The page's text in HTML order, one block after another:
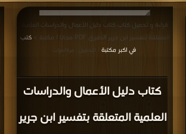
كتاب دليل الأعمال والدراسات
العلمية المتعلقة بتفسير ابن جرير
قراءة و تحميل كتاب كتاب دليل الأعمال والدراسات العلمية
المتعلقة بتفسير ابن جرير الطبري PDF مجانا | مكتبة >
كتب
في اكبر مكتبة | التحميل : مرة/مرات